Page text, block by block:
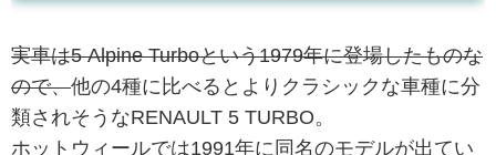
実車は5 Alpine Turboという1979年に登場したものな
ので、他の4種に比べるとよりクラシックな車種に分
類されそうなRENAULT 5 TURBO。
ホットウィールでは1991年に同名のモデルが出てい